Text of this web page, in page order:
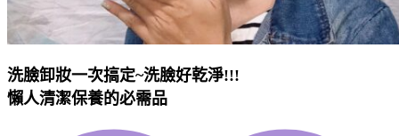
洗臉卸妝一次搞定~洗臉好乾淨!!!
懶人清潔保養的必需品